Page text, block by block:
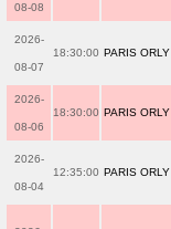
08-08
2026-
08-07
18:30:00 PARIS ORLY
2026-
08-06
18:30:00 PARIS ORLY
2026-
08-04
12:35:00 PARIS ORLY